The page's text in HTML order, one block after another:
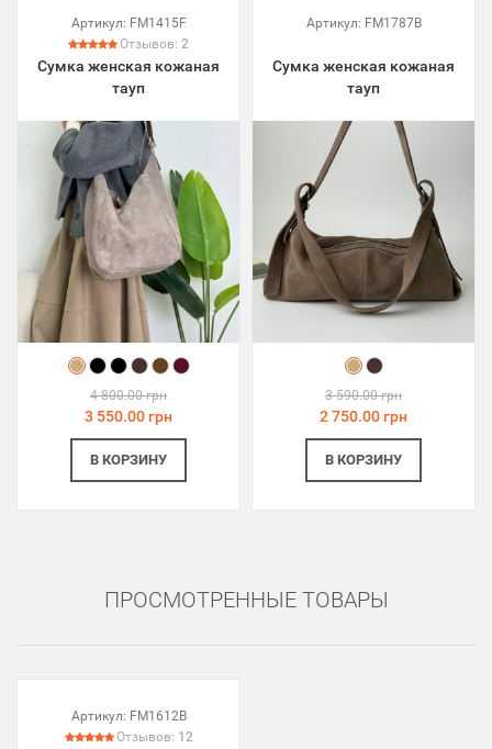
Артикул: FM1415F
Отзывов: 2
Сумка женская кожаная
тауп
4 800.00 грн
3 550.00 грн
В КОРЗИНУ
Артикул: FM1787B
Сумка женская кожаная
тауп
3 590.00 грн
2 750.00 грн
В КОРЗИНУ
ПРОСМОТРЕННЫЕ ТОВАРЫ
Артикул: FM1612B
Отзывов: 12